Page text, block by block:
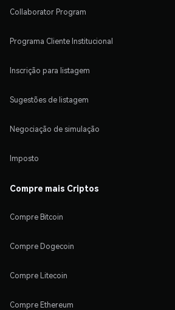
Collaborator Program
Programa Cliente Institucional
Inscrição para listagem
Sugestões de listagem
Negociação de simulação
Imposto
Compre mais Criptos
Compre Bitcoin
Compre Dogecoin
Compre Litecoin
Compre Ethereum